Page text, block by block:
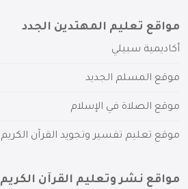
مواقع تعليم المهتدين الجدد
أكاديمية سبيلي
موقع المسلم الجديد
موقع الصلاة في الإسلام
موقع تعليم تفسير وتجويد القرآن الكريم
مواقع نشر وتعليم القرآن الكريم